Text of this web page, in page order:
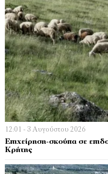
12:01 - 3 Αυγούστου 2026
Επιχείρηση-σκούπα σε
Κρήτης